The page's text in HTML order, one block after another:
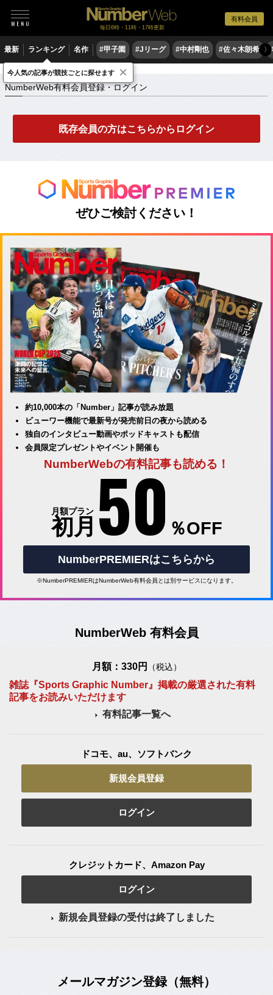
有料会員
毎日6時・11時・17時更新
最新 ランキング 名作 #甲子園 #Jリーグ #中村剛也 #佐々木朗希 〉
NumberWeb有料会員登録・ログイン
NumberWeb有料会員登録・ログイン
既存会員の方はこちらからログイン
ぜひご検討ください！
約10,000本の「Number」記事が読み放題
ビューワー機能で最新号が発売前日の夜から読める
独自のインタビュー動画やポッドキャストも配信
会員限定プレゼントやイベント開催も
NumberWebの有料記事も読める！
月額プラン
初月 50 ％OFF
NumberPREMIERはこちらから
※NumberPREMIERはNumberWeb有料会員とは別サービスになります。
NumberWeb 有料会員
月額：330円 （税込）
雑誌『Sports Graphic Number』掲載の厳選された有料
記事をお読みいただけます
有料記事一覧へ
ドコモ、au、ソフトバンク
新規会員登録
ログイン
クレジットカード、Amazon Pay
ログイン
新規会員登録の受付は終了しました
メールマガジン登録（無料）
今人気の記事が競技ごとに探せます ×